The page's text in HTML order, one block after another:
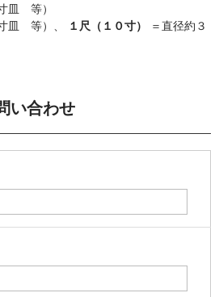
皿 等）
皿 等）、 １尺（１０寸）
＝直径約３
い合わせ